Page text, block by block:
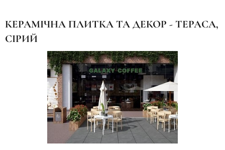
КЕРАМІЧНА ПЛИТКА ТА ДЕКОР - ТЕРАСА,
СІРИЙ